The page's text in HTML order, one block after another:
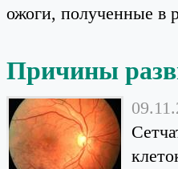
ожоги, полученные в
Причины